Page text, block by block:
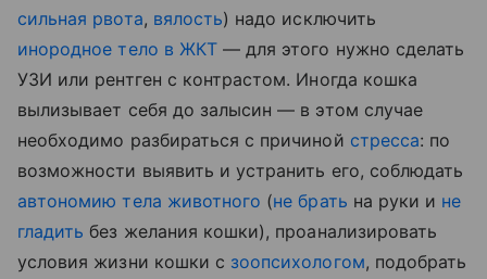
сильная рвота, вялость) надо исключить
инородное тело в ЖКТ— для этого нужно сделать
УЗИ или рентген с контрастом. Иногда кошка
вылизывает себя до залысин — в этом случае
необходимо разбираться с причиной стресса: по
возможности выявить и устранить его, соблюдать
автономию тела животного (не брать на руки и не
гладить без желания кошки), проанализировать
условия жизни кошки с зоопсихологом, подобрать